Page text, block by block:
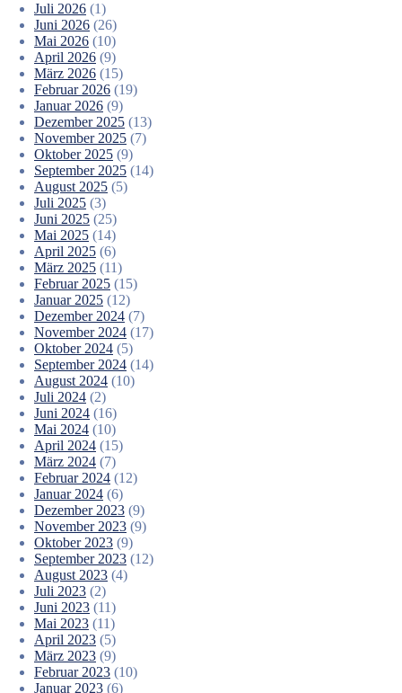
Juli 2026 (1)
Juni 2026 (26)
Mai 2026 (10)
April 2026 (9)
März 2026 (15)
Februar 2026 (19)
Januar 2026 (9)
Dezember 2025 (13)
November 2025 (7)
Oktober 2025 (9)
September 2025 (14)
August 2025 (5)
Juli 2025 (3)
Juni 2025 (25)
Mai 2025 (14)
April 2025 (6)
März 2025 (11)
Februar 2025 (15)
Januar 2025 (12)
Dezember 2024 (7)
November 2024 (17)
Oktober 2024 (5)
September 2024 (14)
August 2024 (10)
Juli 2024 (2)
Juni 2024 (16)
Mai 2024 (10)
April 2024 (15)
März 2024 (7)
Februar 2024 (12)
Januar 2024 (6)
Dezember 2023 (9)
November 2023 (9)
Oktober 2023 (9)
September 2023 (12)
August 2023 (4)
Juli 2023 (2)
Juni 2023 (11)
Mai 2023 (11)
April 2023 (5)
März 2023 (9)
Februar 2023 (10)
Januar 2023 (6)